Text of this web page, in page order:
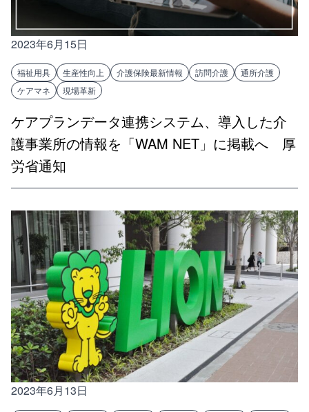
2023年6月15日
福祉用具 生産性向上 介護保険最新情報 訪問介護
通所介護
ケアマネ
現場革新
ケアプランデータ連携システム、導入した介
護事業所の情報を「WAM NET」に掲載へ 厚
労省通知
2023年6月13日